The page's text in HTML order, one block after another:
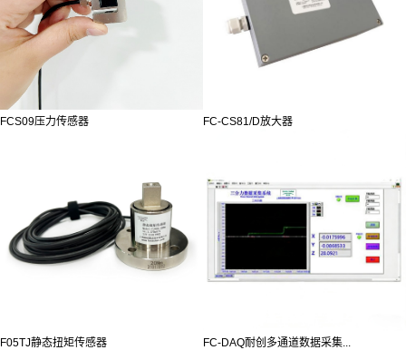
FCS09压力传感器 FC-CS81/D放大器
F05TJ静态扭矩传感器 FC-DAQ耐创多通道数据采集...